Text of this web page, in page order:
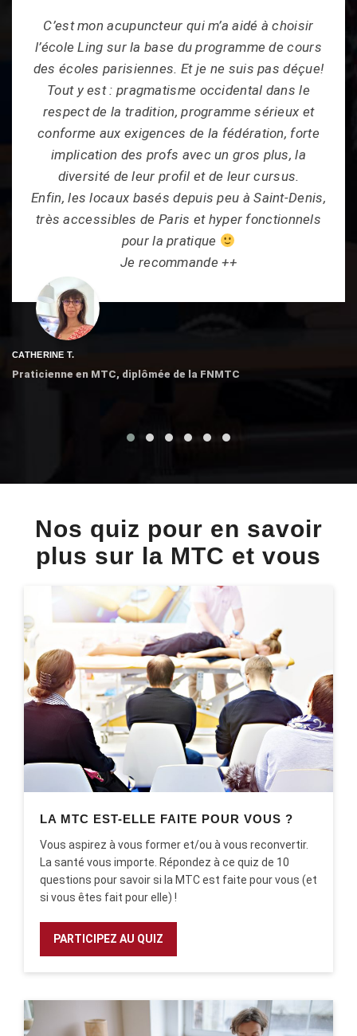
C’est mon acupuncteur qui m’a aidé à choisir
l’école Ling sur la base du programme de cours
des écoles parisiennes. Et je ne suis pas déçue!
Tout y est : pragmatisme occidental dans le
respect de la tradition, programme sérieux et
conforme aux exigences de la fédération, forte
implication des profs avec un gros plus, la
diversité de leur profil et de leur cursus.
Enfin, les locaux basés depuis peu à Saint-Denis,
très accessibles de Paris et hyper fonctionnels
pour la pratique
Je recommande ++
CATHERINE T.
Praticienne en MTC, diplômée de la FNMTC
Nos quiz pour en savoir
plus sur la MTC et vous
LA MTC EST-ELLE FAITE POUR VOUS ?
Vous aspirez à vous former et/ou à vous reconvertir.
La santé vous importe. Répondez à ce quiz de 10
questions pour savoir si la MTC est faite pour vous (et
si vous êtes fait pour elle) !
PARTICIPEZ AU QUIZ